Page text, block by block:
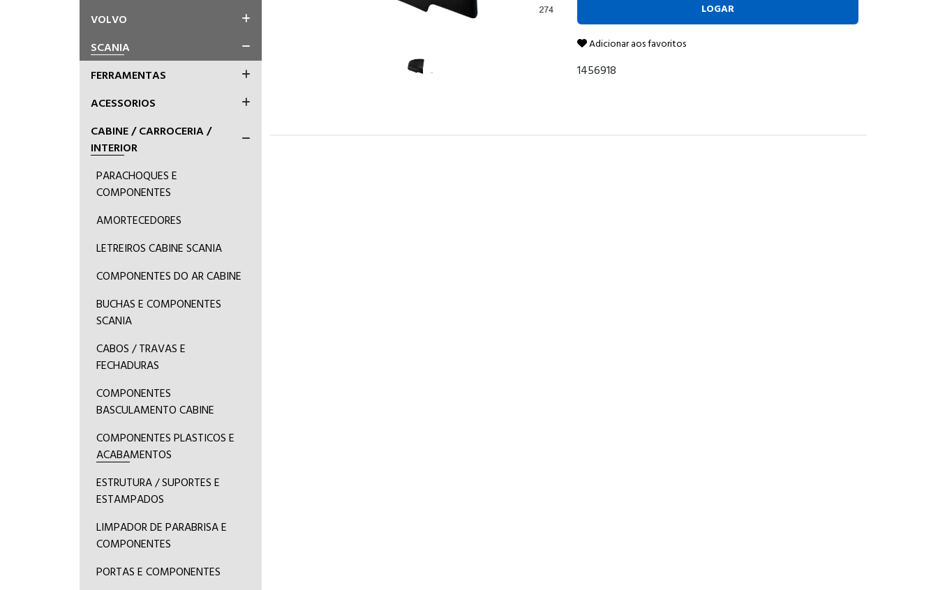
VOLVO
SCANIA
FERRAMENTAS
ACESSORIOS
CABINE / CARROCERIA /
INTERIOR
PARACHOQUES E
COMPONENTES
AMORTECEDORES
LETREIROS CABINE SCANIA
COMPONENTES DO AR CABINE
BUCHAS E COMPONENTES
SCANIA
CABOS / TRAVAS E
FECHADURAS
COMPONENTES
BASCULAMENTO CABINE
COMPONENTES PLASTICOS E
ACABAMENTOS
ESTRUTURA / SUPORTES E
ESTAMPADOS
LIMPADOR DE PARABRISA E
COMPONENTES
PORTAS E COMPONENTES
LOGAR
Adicionar aos favoritos
1456918